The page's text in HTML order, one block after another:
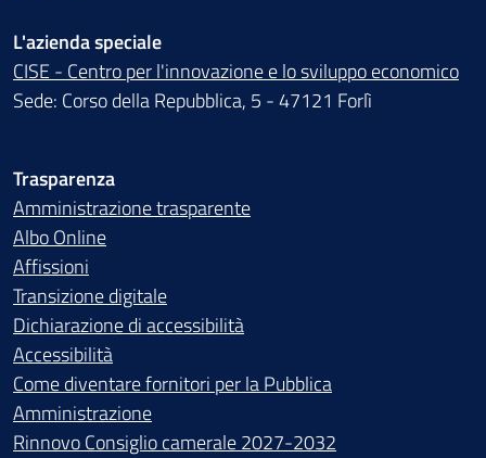
L'azienda speciale
CISE - Centro per l'innovazione e lo sviluppo economico
Sede: Corso della Repubblica, 5 - 47121 Forlì
Trasparenza
Amministrazione trasparente
Albo Online
Affissioni
Transizione digitale
Dichiarazione di accessibilità
Accessibilità
Come diventare fornitori per la Pubblica
Amministrazione
Rinnovo Consiglio camerale 2027-2032